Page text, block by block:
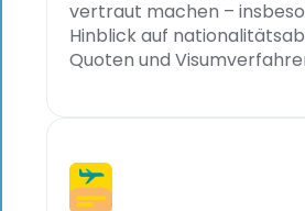
vertraut machen –
Hinblick auf
Quoten und